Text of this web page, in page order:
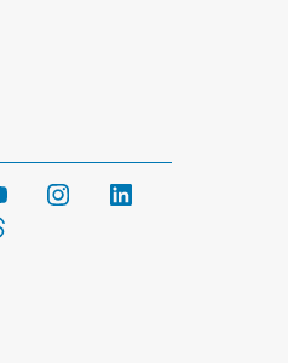
YouTube Instagram